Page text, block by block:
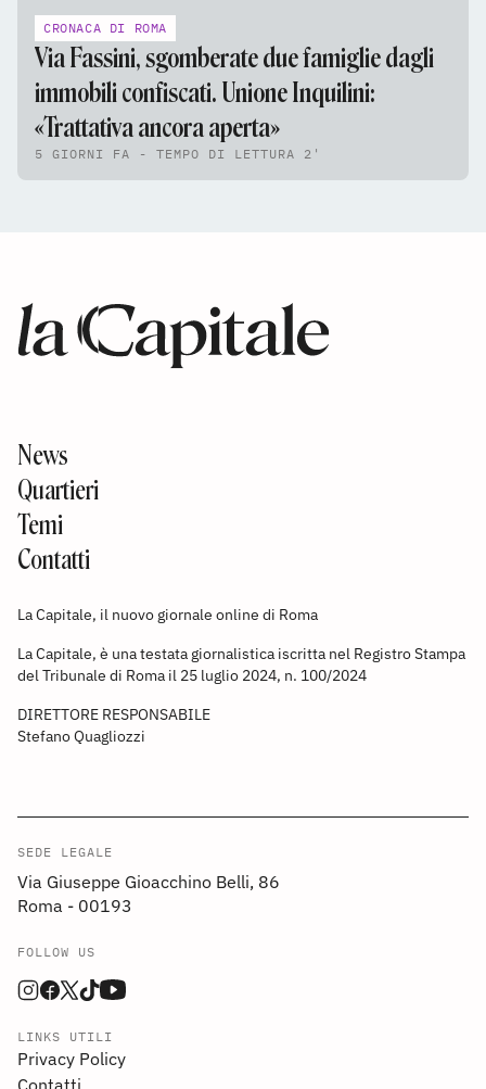
CRONACA DI ROMA
Via Fassini, sgomberate due famiglie dagli
immobili confiscati. Unione Inquilini:
«Trattativa ancora aperta»
5 GIORNI FA - TEMPO DI LETTURA 2'
News
Quartieri
Temi
Contatti
La Capitale, il nuovo giornale online di Roma
La Capitale, è una testata giornalistica iscritta nel Registro Stampa
del Tribunale di Roma il 25 luglio 2024, n. 100/2024
DIRETTORE RESPONSABILE
Stefano Quagliozzi
SEDE LEGALE
Via Giuseppe Gioacchino Belli, 86
Roma - 00193
FOLLOW US
LINKS UTILI
Privacy Policy